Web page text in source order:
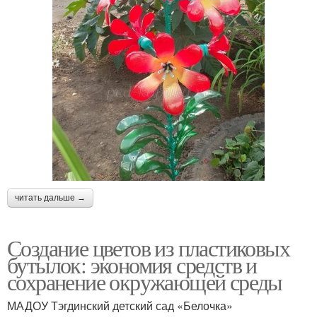
читать дальше →
Создание цветов из пластиковых
бутылок: экономия средств и
сохранение окружающей среды
МАДОУ Тэгдинский детский сад «Белочка»